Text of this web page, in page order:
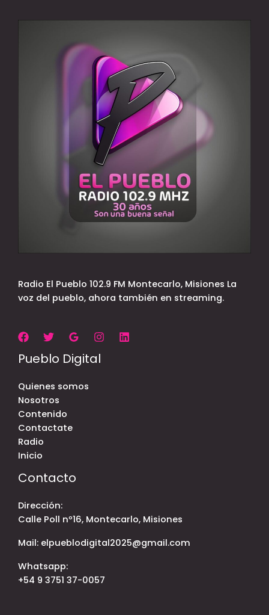
Radio El Pueblo 102.9 FM Montecarlo, Misiones La
voz del pueblo, ahora también en streaming.
Pueblo Digital
Quienes somos
Nosotros
Contenido
Contactate
Radio
Inicio
Contacto
Dirección:
Calle Poll nº16, Montecarlo, Misiones
Mail: elpueblodigital2025@gmail.com
Whatsapp:
+54 9 3751 37-0057